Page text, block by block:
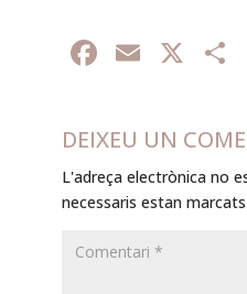
Facebook
Email
X
DEIXEU UN
L'adreça electrònica no
necessaris estan